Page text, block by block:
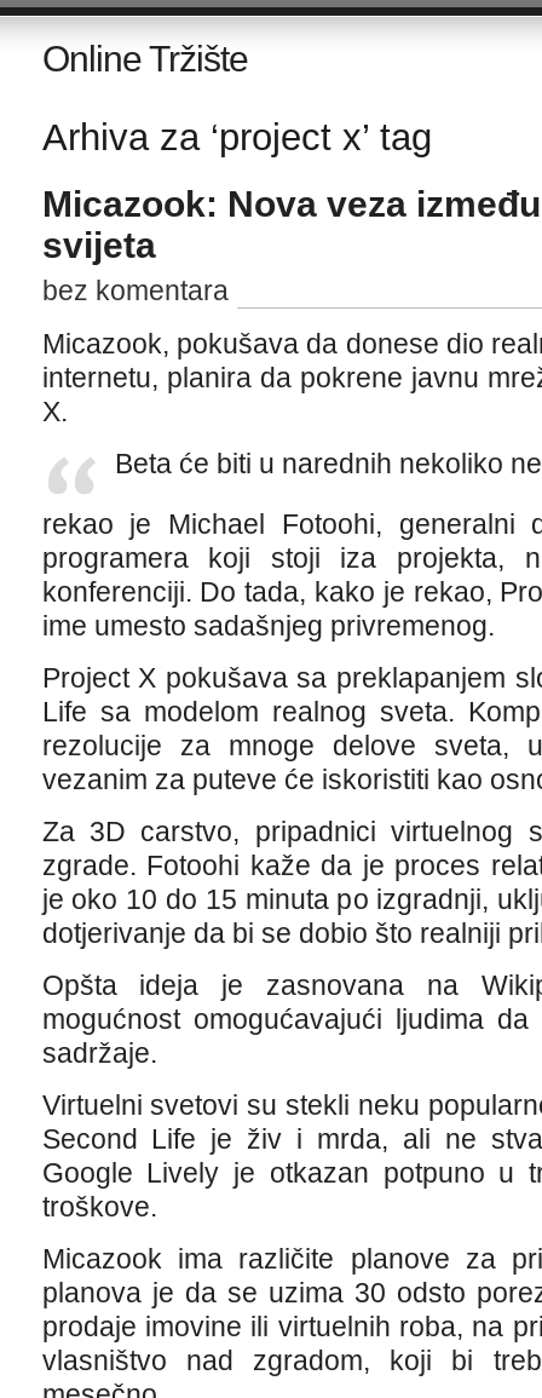
Online Tržište
Arhiva za ‘project x’ tag
Micazook: Nova veza
svijeta
bez komentara
Micazook, pokušava da donese dio
internetu, planira da pokrene javnu
X.
Beta će biti u narednih nekoliko
rekao je Michael Fotoohi, generalni
programera koji stoji iza projekta,
konferenciji. Do tada, kako je rekao,
ime umesto sadašnjeg privremenog.
Project X pokušava sa preklapanjem
Life sa modelom realnog sveta.
rezolucije za mnoge delove sveta,
vezanim za puteve će iskoristiti kao
Za 3D carstvo, pripadnici virtuelnog
zgrade. Fotoohi kaže da je proces
je oko 10 do 15 minuta po izgradnji,
dotjerivanje da bi se dobio što realniji
Opšta ideja je zasnovana na
mogućnost omogućavajući ljudima
sadržaje.
Virtuelni svetovi su stekli neku
Second Life je živ i mrda, ali ne
Google Lively je otkazan potpuno u
troškove.
Micazook ima različite planove za
planova je da se uzima 30 odsto
prodaje imovine ili virtuelnih roba, na
vlasništvo nad zgradom, koji bi